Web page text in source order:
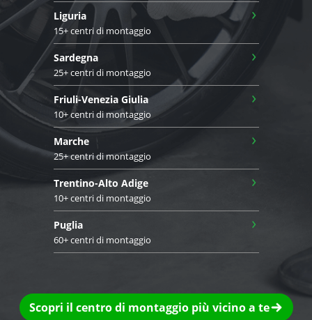
Liguria
15+ centri di montaggio
›
Sardegna
25+ centri di montaggio
›
Friuli-Venezia Giulia
10+ centri di montaggio
›
Marche
25+ centri di montaggio
›
Trentino-Alto Adige
10+ centri di montaggio
›
Puglia
60+ centri di montaggio
›
Scopri il centro di montaggio più vicino a te